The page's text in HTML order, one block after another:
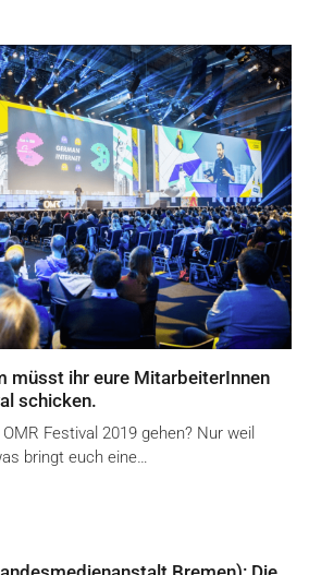
müsst ihr eure MitarbeiterInnen
schicken.
Festival 2019 gehen? Nur weil
bringt euch eine…